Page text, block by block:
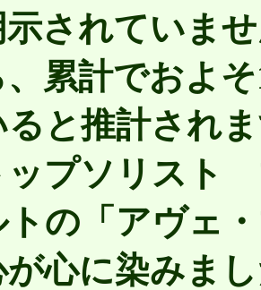
示されていま
累計でおよ
ると推計され
ップソリスト
トの「アヴェ
心に染みま